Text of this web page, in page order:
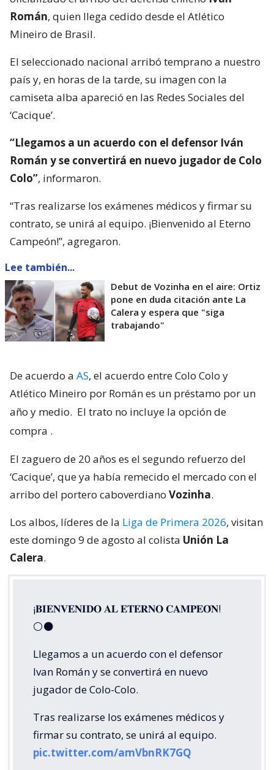
Román, quien llega cedido desde el Atlético
Mineiro de Brasil.
El seleccionado nacional arribó temprano a nuestro
país y, en horas de la tarde, su imagen con la
camiseta alba apareció en las Redes Sociales del
‘Cacique’.
“Llegamos a un acuerdo con el defensor Iván
Román y se convertirá en nuevo jugador de Colo
Colo”, informaron.
“Tras realizarse los exámenes médicos y firmar su
contrato, se unirá al equipo. ¡Bienvenido al Eterno
Campeón!”, agregaron.
Lee también...
Debut de Vozinha en el aire: Ortiz
pone en duda citación ante La
Calera y espera que "siga
trabajando"
De acuerdo a AS, el acuerdo entre Colo Colo y
Atlético Mineiro por Román es un préstamo por un
año y medio. El trato no incluye la opción de
compra .
El zaguero de 20 años es el segundo refuerzo del
‘Cacique’, que ya había remecido el mercado con el
arribo del portero caboverdiano Vozinha.
Los albos, líderes de la Liga de Primera 2026, visitan
este domingo 9 de agosto al colista Unión La
Calera.
¡𝐁𝐈𝐄𝐍𝐕𝐄𝐍𝐈𝐃𝐎 𝐀𝐋 𝐄𝐓𝐄𝐑𝐍𝐎 𝐂𝐀𝐌𝐏𝐄𝐎́𝐍!
⚪⚫
Llegamos a un acuerdo con el defensor
Ivan Román y se convertirá en nuevo
jugador de Colo-Colo.
Tras realizarse los exámenes médicos y
firmar su contrato, se unirá al equipo.
pic.twitter.com/amVbnRK7GQ